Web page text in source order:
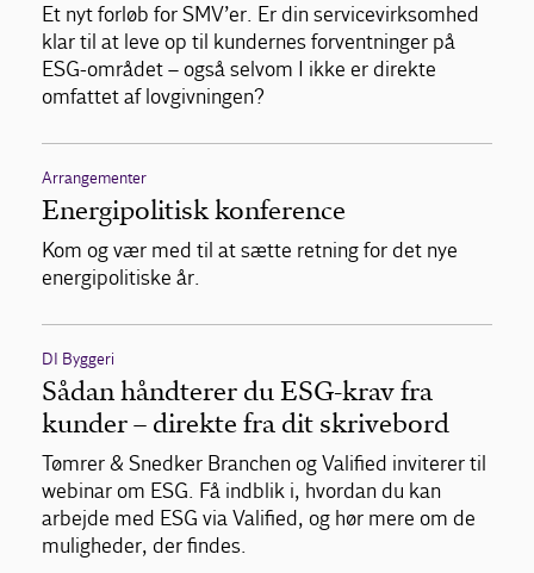
Et nyt forløb for SMV’er. Er din servicevirksomhed
klar til at leve op til kundernes forventninger på
ESG-området – også selvom I ikke er direkte
omfattet af lovgivningen?
Arrangementer
Energipolitisk konference
Kom og vær med til at sætte retning for det nye
energipolitiske år.
DI Byggeri
Sådan håndterer du ESG-krav fra
kunder – direkte fra dit skrivebord
Tømrer & Snedker Branchen og Valified inviterer til
webinar om ESG. Få indblik i, hvordan du kan
arbejde med ESG via Valified, og hør mere om de
muligheder, der findes.